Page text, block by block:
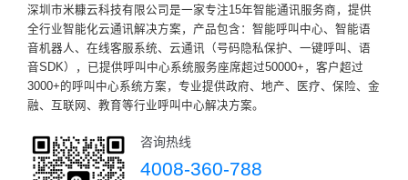
深圳市米糠云科技有限公司是一家专注15年智能通讯服务商，提供
全行业智能化云通讯解决方案，产品包含：智能呼叫中心、智能语
音机器人、在线客服系统、云通讯（号码隐私保护、一键呼叫、语
音SDK），已提供呼叫中心系统服务座席超过50000+，客户超过
3000+的呼叫中心系统方案，专业提供政府、地产、医疗、保险、金
融、互联网、教育等行业呼叫中心解决方案。
咨询热线
4008-360-788